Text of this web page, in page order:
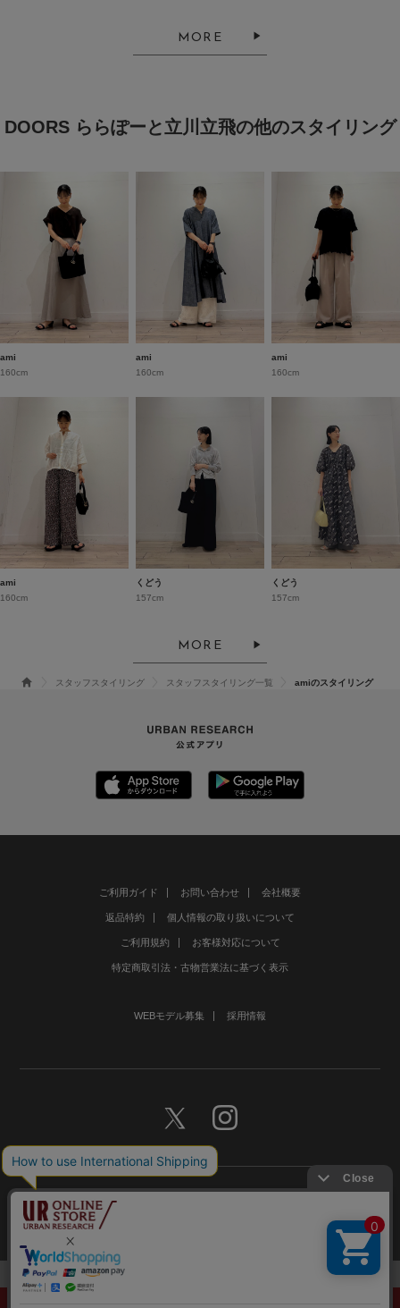
MORE
DOORS ららぽーと立川立飛の他のスタイリング
ami
160cm
ami
160cm
ami
160cm
ami
160cm
くどう
157cm
くどう
157cm
MORE
スタッフスタイリング スタッフスタイリング一覧 amiのスタイリング
ご利用ガイド お問い合わせ 会社概要
返品特約 個人情報の取り扱いについて
ご利用規約 お客様対応について
特定商取引法・古物営業法に基づく表示
WEBモデル募集 採用情報
©URBAN RESEARCH Co., Ltd.All rights Reserved.